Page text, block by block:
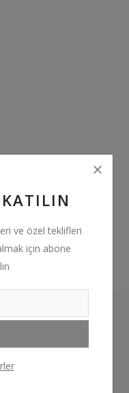
ve özel teklifleri
için abone